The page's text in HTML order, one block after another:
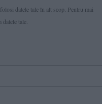
datele tale în alt scop. Pentru mai
tale.